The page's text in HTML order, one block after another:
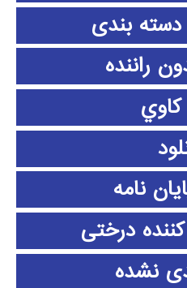
دسته بندی
راننده
كاوي
نامه
درختی
نشده